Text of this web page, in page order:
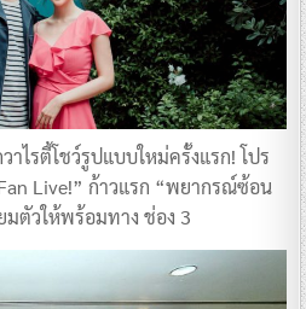
าไรตี้โชว์รูปแบบใหม่ครั้งแรก! โปร
Live!” ก้าวแรก “พยากรณ์ซ้อน
มตัวให้พร้อมทาง ช่อง 3